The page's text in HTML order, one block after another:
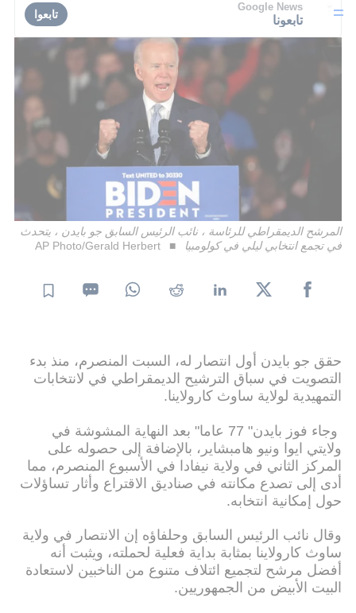
Google News
تابعونا تابعوا
المرشح الديمقراطي للرئاسة ، نائب الرئيس السابق جو بايدن ، يتحدث
في تجمع انتخابي ليلي في كولومبيا
AP Photo/Gerald Herbert
حقق جو بايدن أول انتصار له، السبت المنصرم، منذ بدء
التصويت في سباق الترشيح الديمقراطي في لانتخابات
التمهيدية لولاية ساوث كارولاينا.
وجاء فوز بايدن" 77 عاما" بعد النهاية المشوشة في
ولايتي ايوا ونيو هامبشاير، بالإضافة إلى حصوله على
المركز الثاني في ولاية نيفادا في الأسبوع المنصرم، مما
أدى إلى تصدع مكانته في صناديق الاقتراع وأثار تساؤلات
حول إمكانية انتخابه.
وقال نائب الرئيس السابق وحلفاؤه إن الانتصار في ولاية
ساوث كارولاينا بمثابة بداية فعلية لحملته، ويثبت أنه
أفضل مرشح لتجميع ائتلاف متنوع من الناخبين لاستعادة
البيت الأبيض من الجمهوريين.